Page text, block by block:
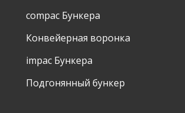
compac Бункера
Конвейерная воронка
impac Бункера
Подгонянный бункер